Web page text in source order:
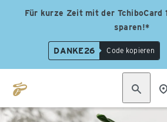
Für kurze Zeit mit der TchiboCard
sparen!*
DANKE26 Code kopieren